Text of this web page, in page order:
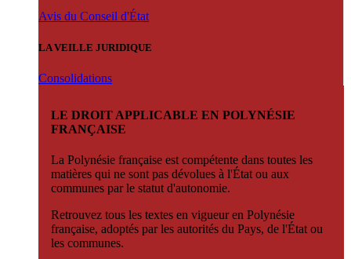
Avis du Conseil d'État
LA VEILLE JURIDIQUE
Consolidations
LE DROIT APPLICABLE EN POLYNÉSIE
FRANÇAISE
La Polynésie française est compétente dans toutes les
matières qui ne sont pas dévolues à l'État ou aux
communes par le statut d'autonomie.
Retrouvez tous les textes en vigueur en Polynésie
française, adoptés par les autorités du Pays, de l'État ou
les communes.